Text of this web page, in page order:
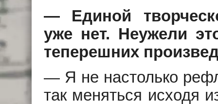
— Единой
уже нет. Неужели
теперешних
— Я не настолько
так меняться исходя